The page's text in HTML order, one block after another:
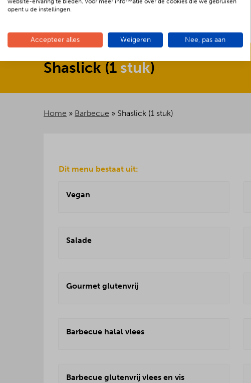
Shaslick (1 stuk)
Home » Barbecue » Shaslick (1 stuk)
Dit menu bestaat uit:
Vegan
Salade
Gourmet glutenvrij
Barbecue halal vlees
Barbecue glutenvrij vlees en vis
opent u de instellingen.
Accepteer alles Weigeren Nee, pas aan